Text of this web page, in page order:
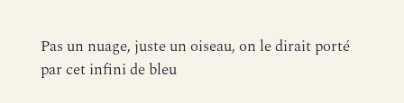
Pas un nuage, juste un oiseau, on le dirait porté
par cet infini de bleu